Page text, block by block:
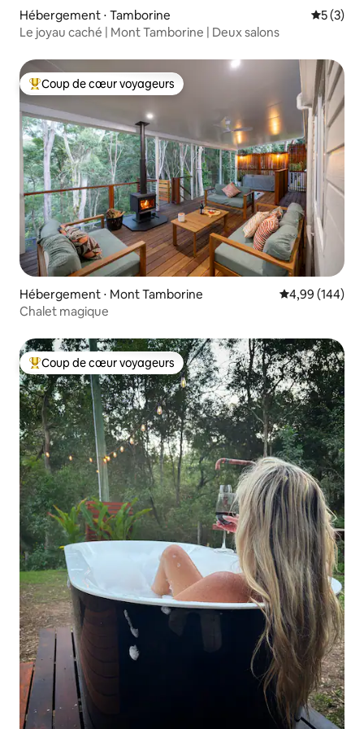
Hébergement ⋅ Tamborine
5 (3)
Le joyau caché | Mont Tamborine | Deux salons
Coups de cœur voyageurs les plus appréciés
Coup de cœur voyageurs
Hébergement ⋅ Mont Tamborine Évaluation
4,99 (144)
Chalet magique
Coups de cœur voyageurs les plus appréciés
Coup de cœur voyageurs